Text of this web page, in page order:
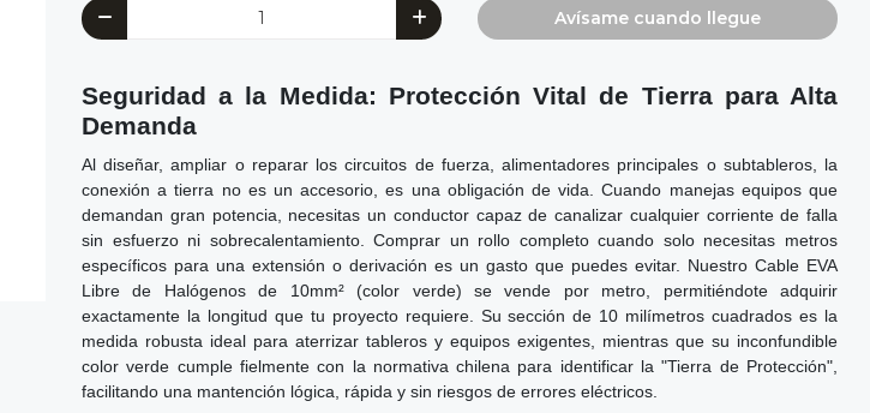
Avísame cuando llegue
Seguridad a la Medida: Protección Vital de Tierra para Alta
Demanda
Al diseñar, ampliar o reparar los circuitos de fuerza, alimentadores principales o subtableros, la
conexión a tierra no es un accesorio, es una obligación de vida. Cuando manejas equipos que
demandan gran potencia, necesitas un conductor capaz de canalizar cualquier corriente de falla
sin esfuerzo ni sobrecalentamiento. Comprar un rollo completo cuando solo necesitas metros
específicos para una extensión o derivación es un gasto que puedes evitar. Nuestro Cable EVA
Libre de Halógenos de 10mm² (color verde) se vende por metro, permitiéndote adquirir
exactamente la longitud que tu proyecto requiere. Su sección de 10 milímetros cuadrados es la
medida robusta ideal para aterrizar tableros y equipos exigentes, mientras que su inconfundible
color verde cumple fielmente con la normativa chilena para identificar la "Tierra de Protección",
facilitando una mantención lógica, rápida y sin riesgos de errores eléctricos.